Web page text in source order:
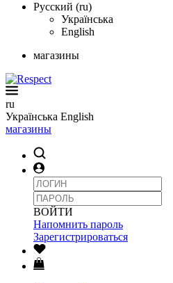
Русский (ru)
Українська
English
магазины
ru
Українська English
магазины
ВОЙТИ
Напомнить пароль
Зарегистрироваться